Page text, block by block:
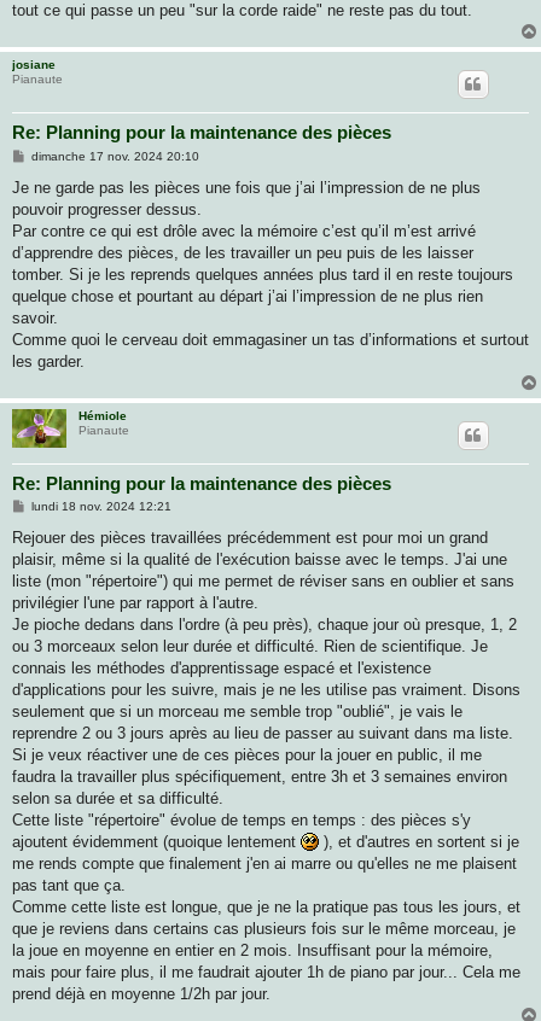
tout ce qui passe un peu "sur la corde raide" ne reste pas du tout.
josiane
Pianaute
Re: Planning pour la maintenance des pièces
M
s
a
g
dimanche 17 nov. 2024 20:10
Je ne garde pas les pièces une fois que j’ai l’impression de ne plus
pouvoir progresser dessus.
Par contre ce qui est drôle avec la mémoire c’est qu’il m’est arrivé
d’apprendre des pièces, de les travailler un peu puis de les laisser
tomber. Si je les reprends quelques années plus tard il en reste toujours
quelque chose et pourtant au départ j’ai l’impression de ne plus rien
savoir.
Comme quoi le cerveau doit emmagasiner un tas d’informations et surtout
les garder.
Hémiole
Pianaute
Re: Planning pour la maintenance des pièces
M
s
s
a
g
lundi 18 nov. 2024 12:21
Rejouer des pièces travaillées précédemment est pour moi un grand
plaisir, même si la qualité de l'exécution baisse avec le temps. J'ai une
liste (mon "répertoire") qui me permet de réviser sans en oublier et sans
privilégier l'une par rapport à l'autre.
Je pioche dedans dans l'ordre (à peu près), chaque jour où presque, 1, 2
ou 3 morceaux selon leur durée et difficulté. Rien de scientifique. Je
connais les méthodes d'apprentissage espacé et l'existence
d'applications pour les suivre, mais je ne les utilise pas vraiment. Disons
seulement que si un morceau me semble trop "oublié", je vais le
reprendre 2 ou 3 jours après au lieu de passer au suivant dans ma liste.
Si je veux réactiver une de ces pièces pour la jouer en public, il me
faudra la travailler plus spécifiquement, entre 3h et 3 semaines environ
selon sa durée et sa difficulté.
Cette liste "répertoire" évolue de temps en temps : des pièces s'y
ajoutent évidemment (quoique lentement
), et d'autres en sortent si je
me rends compte que finalement j'en ai marre ou qu'elles ne me plaisent
pas tant que ça.
Comme cette liste est longue, que je ne la pratique pas tous les jours, et
que je reviens dans certains cas plusieurs fois sur le même morceau, je
la joue en moyenne en entier en 2 mois. Insuffisant pour la mémoire,
mais pour faire plus, il me faudrait ajouter 1h de piano par jour... Cela me
prend déjà en moyenne 1/2h par jour.